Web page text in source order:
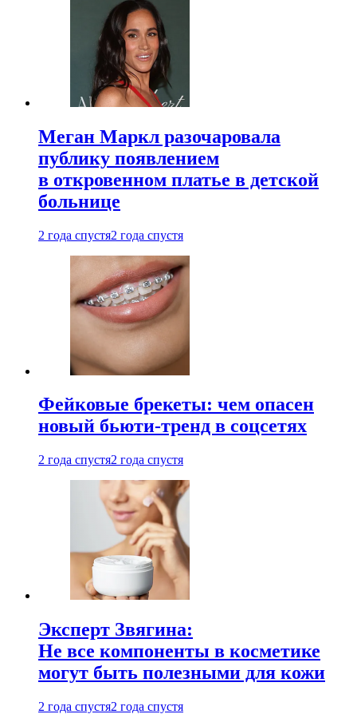
Меган Маркл разочаровала
публику появлением
в откровенном платье в детской
больнице
2 года спустя2 года спустя
Фейковые брекеты: чем опасен
новый бьюти-тренд в соцсетях
2 года спустя2 года спустя
Эксперт Звягина:
Не все компоненты в косметике
могут быть полезными для кожи
2 года спустя2 года спустя